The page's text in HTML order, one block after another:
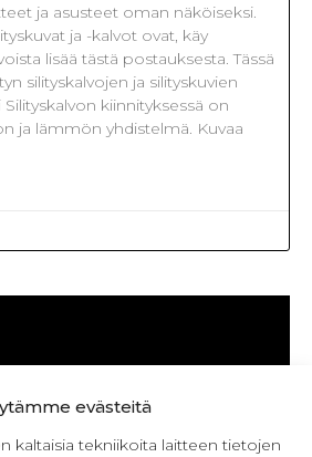
evästeitä
kaltaisia tekniikoita laitteen tietojen
Särmä
ja asusteet oman näköiseksi.
ja -kalvot ovat, käy
lisää tästä postauksesta. Tässä
silityskalvojen ja silityskuvien
kiinnityksessä on
ja lämmön yhdistelmä. Kuvaa